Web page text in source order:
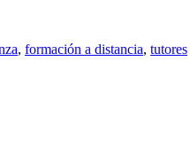
, formación a distancia, tutores